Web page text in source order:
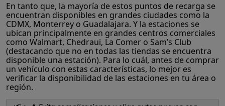
En tanto que, la mayoría de estos puntos de recarga se
encuentran disponibles en grandes ciudades como la
CDMX, Monterrey o Guadalajara. Y la estaciones se
ubican principalmente en grandes centros comerciales
como Walmart, Chedraui, La Comer o Sam’s Club
(destacando que no en todas las tiendas se encuentra
disponible una estación). Para lo cuál, antes de comprar
un vehículo con estas características, lo mejor es
verificar la disponibilidad de las estaciones en tu área o
región.